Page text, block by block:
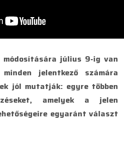
július 9-ig van
jelentkező számára
jól mutatják: egyre többen
amelyek a jelen
egyaránt választ